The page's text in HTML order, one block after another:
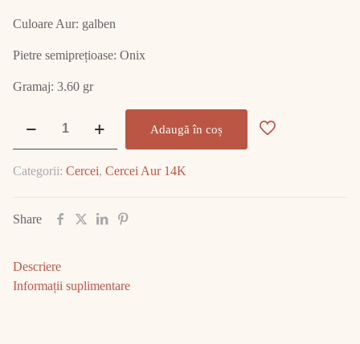
Culoare Aur: galben
Pietre semiprețioase: Onix
Gramaj: 3.60 gr
14K
E1946
Adaugă în coș
Categorii: Cercei, Cercei Aur 14K
Share
Descriere
Informații suplimentare